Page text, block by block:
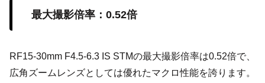
最大撮影倍率：0.52倍
RF15-30mm F4.5-6.3 IS STMの最大撮影倍率は0.52倍で、
広角ズームレンズとしては優れたマクロ性能を誇ります。